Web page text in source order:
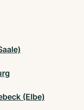
(Elbe)